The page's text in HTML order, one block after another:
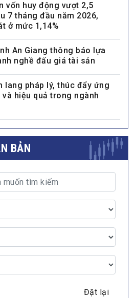
vốn huy động vượt 2,5
7 tháng đầu năm 2026,
ở mức 1,14%
An Giang thông báo lựa
nghề đấu giá tài sản
lang pháp lý, thúc đẩy ứng
và hiệu quả trong ngành
BẢN
Đặt lại